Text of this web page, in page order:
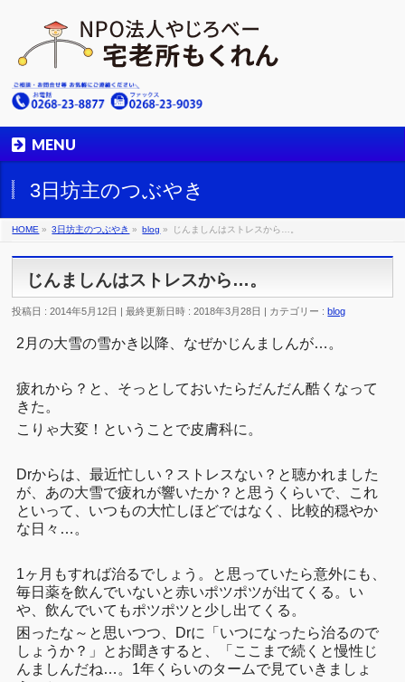
MENU
3日坊主のつぶやき
HOME » 3日坊主のつぶやき » blog » じんましんはストレスから…。
じんましんはストレスから…。
投稿日 : 2014年5月12日 最終更新日時 : 2018年3月28日 カテゴリー : blog
2月の大雪の雪かき以降、なぜかじんましんが…。
疲れから？と、そっとしておいたらだんだん酷くなって
きた。
こりゃ大変！ということで皮膚科に。
Drからは、最近忙しい？ストレスない？と聴かれました
が、あの大雪で疲れが響いたか？と思うくらいで、これ
といって、いつもの大忙しほどではなく、比較的穏やか
な日々…。
1ヶ月もすれば治るでしょう。と思っていたら意外にも、
毎日薬を飲んでいないと赤いポツポツが出てくる。い
や、飲んでいてもポツポツと少し出てくる。
困ったな～と思いつつ、Drに「いつになったら治るので
しょうか？」とお聞きすると、「ここまで続くと慢性じ
んましんだね…。1年くらいのタームで見ていきましょ